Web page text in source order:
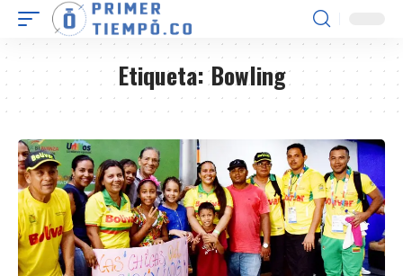
Etiqueta:Bowling